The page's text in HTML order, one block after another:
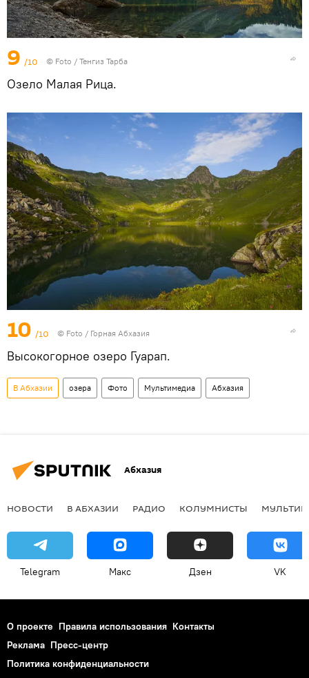
9 /10 © Foto / Тенгиз Тарба
Озело Малая Рица.
10 /10 © Foto / Горная Абхазия
Высокогорное озеро Гуарап.
В Абхазии озера Фото Мультимедиа Абхазия
Абхазия
НОВОСТИ В АБХАЗИИ РАДИО КОЛУМНИСТЫ
Telegram Макс Дзен VK
О проекте Правила использования Контакты
Реклама Пресс-центр
Политика конфиденциальности